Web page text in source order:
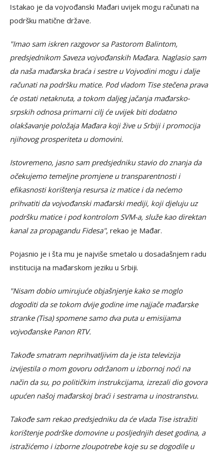
Istakao je da vojvođanski Mađari uvijek mogu računati na
podršku matične države.
"Imao sam iskren razgovor sa Pastorom Balintom,
predsjednikom Saveza vojvođanskih Mađara. Naglasio sam
da naša mađarska braća i sestre u Vojvodini mogu i dalje
računati na podršku matice. Pod vladom Tise stečena prava
će ostati netaknuta, a tokom daljeg jačanja mađarsko-
srpskih odnosa primarni cilj će uvijek biti dodatno
olakšavanje položaja Mađara koji žive u Srbiji i promocija
njihovog prosperiteta u domovini.
Istovremeno, jasno sam predsjedniku stavio do znanja da
očekujemo temeljne promjene u transparentnosti i
efikasnosti korištenja resursa iz matice i da nećemo
prihvatiti da vojvođanski mađarski mediji, koji djeluju uz
podršku matice i pod kontrolom SVM-a, služe kao direktan
kanal za propagandu Fidesa", rekao je Mađar.
Pojasnio je i šta mu je najviše smetalo u dosadašnjem radu
institucija na mađarskom jeziku u Srbiji.
"Nisam dobio umirujuće objašnjenje kako se moglo
dogoditi da se tokom dvije godine ime najjače mađarske
stranke (Tisa) spomene samo dva puta u emisijama
vojvođanske Panon RTV.
Takođe smatram neprihvatljivim da je ista televizija
izvijestila o mom govoru održanom u izbornoj noći na
način da su, po političkim instrukcijama, izrezali dio govora
upućen našoj mađarskoj braći i sestrama u inostranstvu.
Takođe sam rekao predsjedniku da će vlada Tise istražiti
korištenje podrške domovine u posljednjih deset godina, a
istražićemo i izborne zloupotrebe koje su se dogodile u